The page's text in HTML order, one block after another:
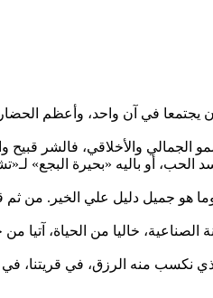
الجمالي والأخلاقي، فالشر
نكسب منه الرزق، في قريتنا، في